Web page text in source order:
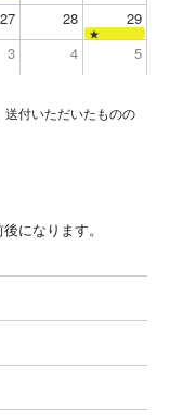
27 28 29
★
3 4 5
日営業】
送付いただいたものの
になります。